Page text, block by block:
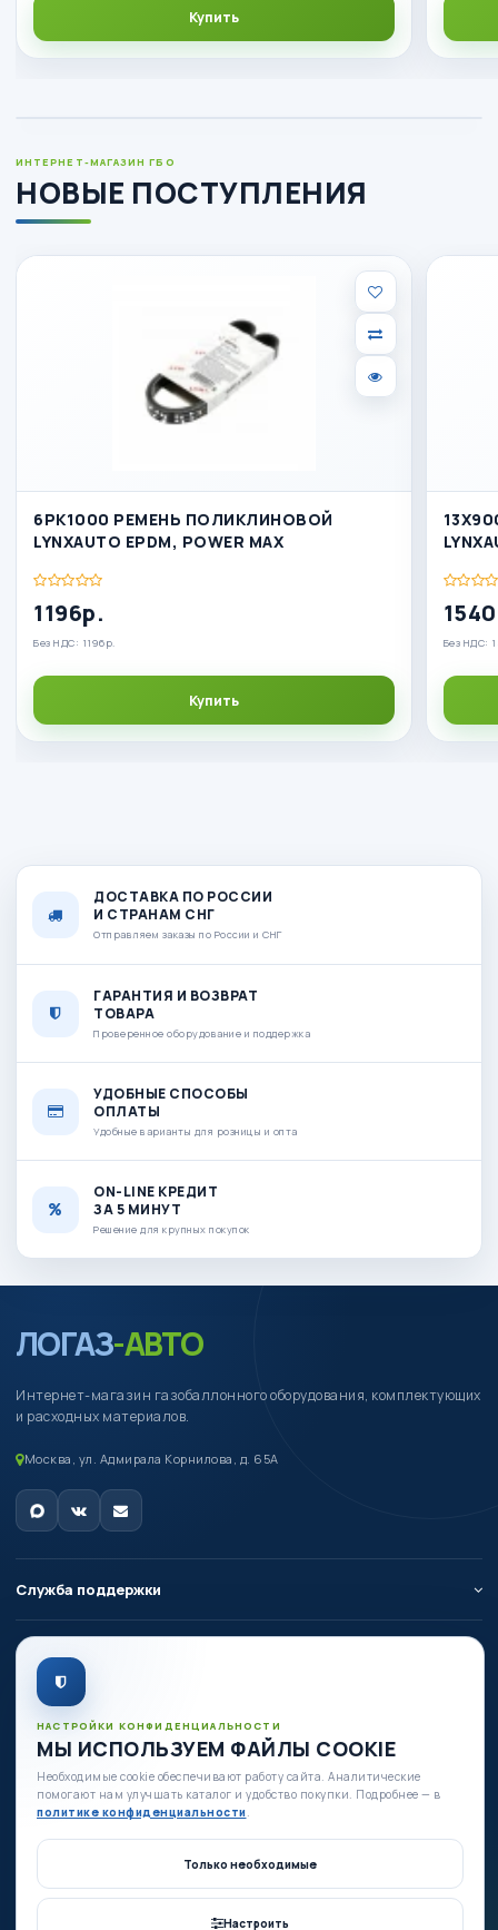
Купить
ИНТЕРНЕТ-МАГАЗИН ГБО
НОВЫЕ ПОСТУПЛЕНИЯ
6PK1000 РЕМЕНЬ ПОЛИКЛИНОВОЙ
LYNXAUTO EPDM, POWER MAX
1196р.
Без НДС: 1196р.
Купить
Без НДС:
ДОСТАВКА ПО РОССИИ
И СТРАНАМ СНГ
Отправляем заказы по России и СНГ
ГАРАНТИЯ И ВОЗВРАТ
ТОВАРА
Проверенное оборудование и поддержка
УДОБНЫЕ СПОСОБЫ
ОПЛАТЫ
Удобные варианты для розницы и опта
ON-LINE КРЕДИТ
ЗА 5 МИНУТ
Решение для крупных покупок
ЛОГАЗ-АВТО
Интернет-магазин газобаллонного оборудования, комплектующих
и расходных материалов.
Москва, ул. Адмирала Корнилова, д. 65А
Служба поддержки
О компании
Личный кабинет
Есть вопросы по оборудованию?
+7 (980) 335-88-88
+7 (495) 664-54-80
Заказать звонок
НАСТРОЙКИ КОНФИДЕНЦИАЛЬНОСТИ
МЫ ИСПОЛЬЗУЕМ ФАЙЛЫ COOKIE
Необходимые cookie обеспечивают работу сайта. Аналитические
помогают нам улучшать каталог и удобство покупки. Подробнее — в
политике конфиденциальности.
Только необходимые
Настроить